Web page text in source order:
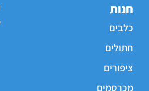
חנות
כלבים
חתולים
ציפורים
מכרסמים